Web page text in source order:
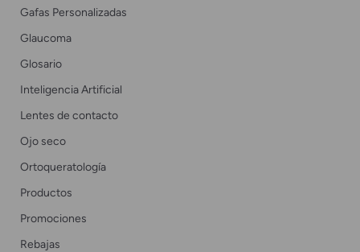
Gafas Personalizadas
Glaucoma
Glosario
Inteligencia Artificial
Lentes de contacto
Ojo seco
Ortoqueratología
Productos
Promociones
Rebajas